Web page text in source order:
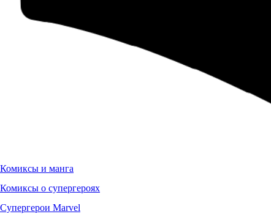
Комиксы и манга
Комиксы о супергероях
Супергерои Marvel